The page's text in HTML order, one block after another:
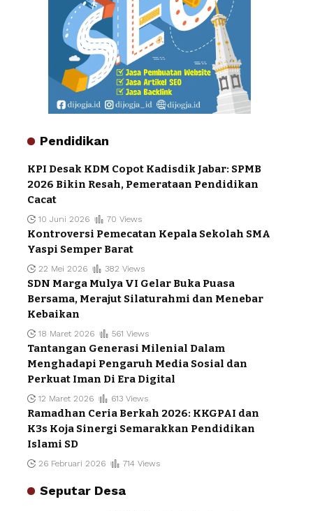
Pendidikan
KPI Desak KDM Copot Kadisdik Jabar: SPMB
2026 Bikin Resah, Pemerataan Pendidikan
Cacat
10 Juni 2026 70 Views
Kontroversi Pemecatan Kepala Sekolah SMA
Yaspi Semper Barat
22 Mei 2026 382 Views
SDN Marga Mulya VI Gelar Buka Puasa
Bersama, Merajut Silaturahmi dan Menebar
Kebaikan
18 Maret 2026 561 Views
Tantangan Generasi Milenial Dalam
Menghadapi Pengaruh Media Sosial dan
Perkuat Iman Di Era Digital
12 Maret 2026 613 Views
Ramadhan Ceria Berkah 2026: KKGPAI dan
K3s Koja Sinergi Semarakkan Pendidikan
Islami SD
26 Februari 2026 714 Views
Seputar Desa